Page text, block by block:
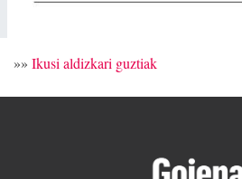
»» Ikusi aldizkari guztiak